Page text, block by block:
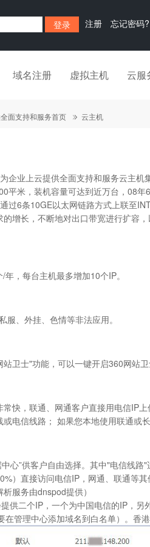
注册 忘记密码?
域名注册 虚拟主机 云服
面支持和服务首页 云主机
业上云提供全面支持和服务云主机
平米，装机容量可达到近万台，08
过6条10GE以太网链路方式上联至
增长，不断地对出口带宽进行扩容
，每台主机最多增加10个IP。
服、外挂、色情等非法应用。
站卫士"功能，可以一键开启360网站
快，联通、网通客户直接用电信IP
电信线路； 如果您本地使用联通或
心”供客户自由选择。其中"电信线
）直接访问电信IP，网通、联通等
服务由dnspod提供）
提供二个IP，一个为中国电信的IP，
管理中心添加域名到白名单）。香